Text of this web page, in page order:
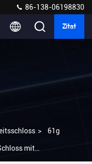
86-138-06198830
Zitat
> 61g
mit